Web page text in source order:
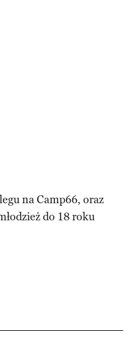
na Camp66, oraz
do 18 roku